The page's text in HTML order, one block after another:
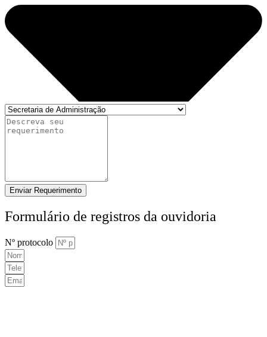
Enviar Requerimento
Formulário de registros da ouvidoria
Nº protocolo